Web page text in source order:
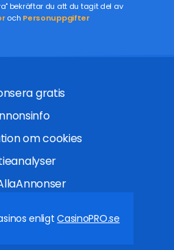
bekräftar du att du tagit del av
och Personuppgifter
gratis
om cookies
enligtCasinoPRO.se